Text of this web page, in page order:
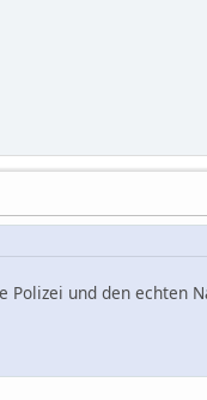
und den echten